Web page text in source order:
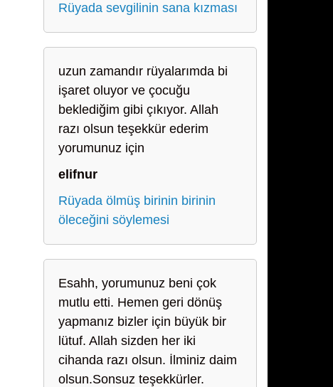
Rüyada sevgilinin sana kızması
uzun zamandır rüyalarımda bi
işaret oluyor ve çocuğu
beklediğim gibi çıkıyor. Allah
razı olsun teşekkür ederim
yorumunuz için
elifnur
Rüyada ölmüş birinin birinin
öleceğini söylemesi
Esahh, yorumunuz beni çok
mutlu etti. Hemen geri dönüş
yapmanız bizler için büyük bir
lütuf. Allah sizden her iki
cihanda razı olsun. İlminiz daim
olsun.Sonsuz teşekkürler.